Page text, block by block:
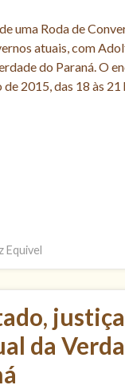
uma Roda de
atuais, com
do Paraná. O
2015, das 18 às 21
Equivel
da